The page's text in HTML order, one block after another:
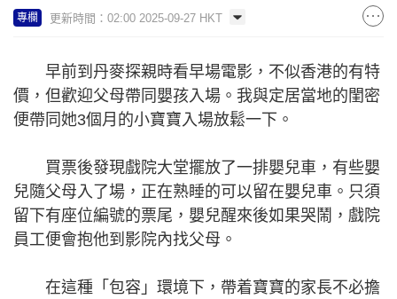
專欄 更新時間：02:00 2025-09-27 HKT
早前到丹麥探親時看早場電影，不似香港的有特
價，但歡迎父母帶同嬰孩入場。我與定居當地的閨密
便帶同她3個月的小寶寶入場放鬆一下。
買票後發現戲院大堂擺放了一排嬰兒車，有些嬰
兒隨父母入了場，正在熟睡的可以留在嬰兒車。只須
留下有座位編號的票尾，嬰兒醒來後如果哭鬧，戲院
員工便會抱他到影院內找父母。
在這種「包容」環境下，帶着寶寶的家長不必擔